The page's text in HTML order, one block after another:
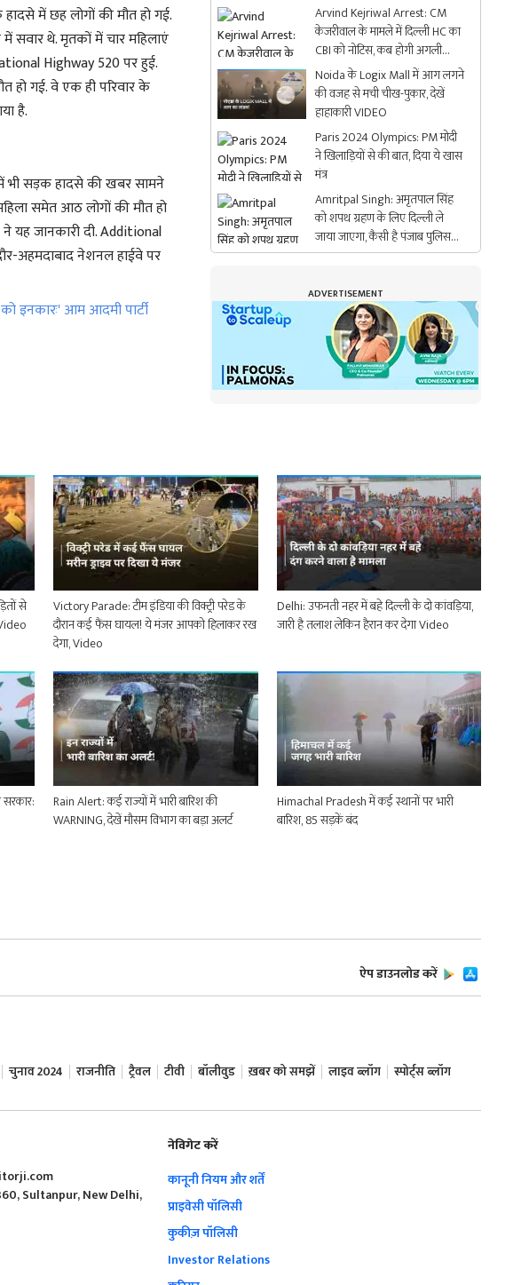
में छह लोगों की मौत हो गई.
सवार थे. मृतकों में चार महिलाएं
Highway 520 पर हुई.
हो गई. वे एक ही परिवार के
है.
भी सड़क हादसे की खबर सामने
समेत आठ लोगों की मौत हो
यह जानकारी दी. Additional
अहमदाबाद नेशनल हाईवे पर
इनकारः' आम आदमी पार्टी
Arvind Kejriwal Arrest: CM
केजरीवाल के मामले में दिल्ली HC का
CBI को नोटिस, कब होगी अगली
सुनवाई?
Noida के Logix Mall में आग लगने
की वजह से मची चीख-पुकार, देखें
हाहाकारी VIDEO
Paris 2024 Olympics: PM मोदी
ने खिलाड़ियों से की बात, दिया ये खास
मंत्र
Amritpal Singh: अमृतपाल सिंह
को शपथ ग्रहण के लिए दिल्ली ले
जाया जाएगा, कैसी है पंजाब पुलिस
की तैयारी?
ADVERTISEMENT
से
Victory Parade: टीम इंडिया की विक्ट्री परेड के
दौरान कई फैंस घायल! ये मंजर आपको हिलाकर रख
देगा, Video
Delhi: उफनती नहर में बहे दिल्ली के दो कांवड़िया,
जारी है तलाश लेकिन हैरान कर देगा Video
Rain Alert: कई राज्यों में भारी बारिश की
WARNING, देखें मौसम विभाग का बड़ा अलर्ट
Himachal Pradesh में कई स्थानों पर भारी
बारिश, 85 सड़कें बंद
ऐप डाउनलोड करें
चुनाव 2024 राजनीति ट्रैवल टीवी बॉलीवुड ख़बर को समझें लाइव ब्लॉग स्पोर्ट्स ब्लॉग
Sultanpur, New Delhi,
नेविगेट करें
कानूनी नियम और शर्तें
प्राइवेसी पॉलिसी
कुकीज़ पॉलिसी
Investor Relations